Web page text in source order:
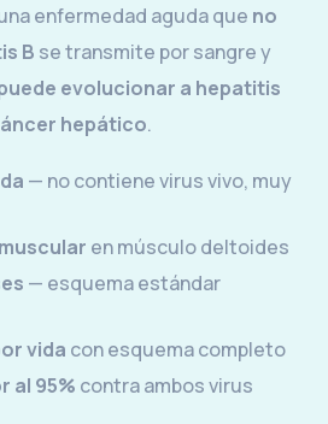
enfermedad aguda que no
B se transmite por sangre y
evolucionar a hepatitis
hepático.
— no contiene virus vivo, muy
en músculo deltoides
— esquema estándar
vida con esquema completo
al 95% contra ambos virus